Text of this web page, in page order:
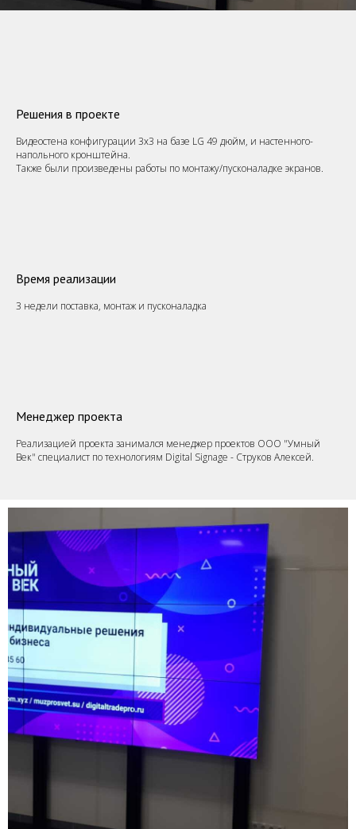
Решения в проекте
Видеостена конфигурации 3х3 на базе LG 49 дюйм, и настенного-
напольного кронштейна.
Также были произведены работы по монтажу/пусконаладке экранов.
Время реализации
3 недели поставка, монтаж и пусконаладка
Менеджер проекта
Реализацией проекта занимался менеджер проектов ООО "Умный
Век" специалист по технологиям Digital Signage - Струков Алексей.